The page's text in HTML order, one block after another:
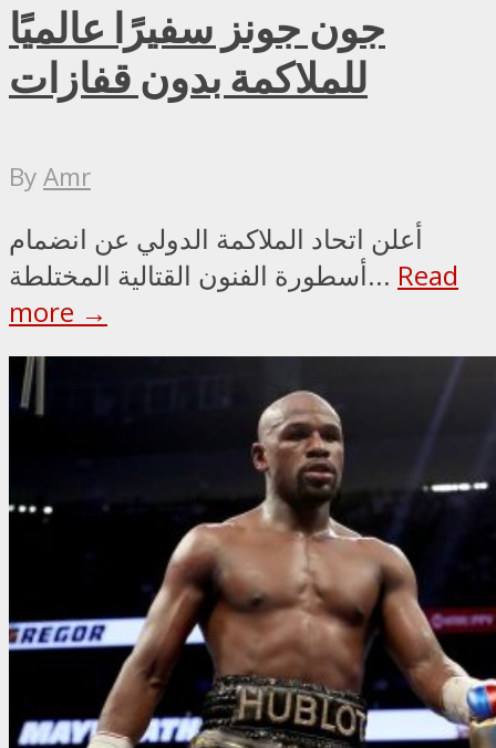
جون جونز سفيرًا عالميًا
للملاكمة بدون قفازات
ByAmr
أعلن اتحاد الملاكمة الدولي عن انضمام
أسطورة الفنون القتالية المختلطة... Read
more →